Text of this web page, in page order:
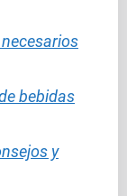
bebidas
y